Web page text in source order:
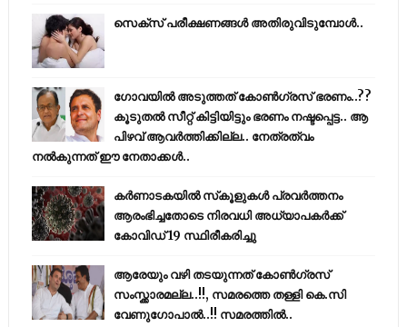
സെക്സ് പരീക്ഷണങ്ങൾ അതിരുവിടുമ്പോൾ..
ഗോവയിൽ അടുത്തത് കോൺഗ്രസ് ഭരണം..??
കൂടുതൽ സീറ്റ് കിട്ടിയിട്ടും ഭരണം നഷ്ടപ്പെട്ട.. ആ
പിഴവ് ആവർത്തിക്കില്ല.. നേത്രത്വം
നൽകുന്നത് ഈ നേതാക്കൾ..
കര്‍ണാടകയില്‍ സ്‌കൂളുകള്‍ പ്രവര്‍ത്തനം
ആരംഭിച്ചതോടെ നിരവധി അധ്യാപകര്‍ക്ക്
കോവിഡ് 19 സ്ഥിരീകരിച്ചു
ആരേയും വഴി തടയുന്നത് കോണ്‍ഗ്രസ്
സംസ്ക്കാരമല്ല..!!, സമരത്തെ തള്ളി കെ.സി
വേണുഗോപാൽ..!! സമരത്തിൽ..